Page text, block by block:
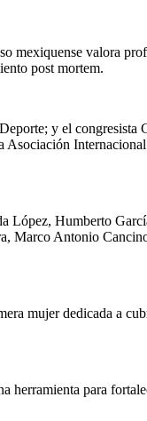
mexiquense valora
post mortem.
y el congresista
López, Humberto
Antonio
mujer dedicada a
para